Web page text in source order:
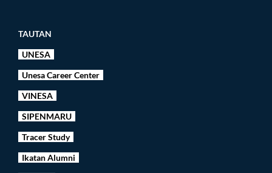
TAUTAN
UNESA
Unesa Career Center
VINESA
SIPENMARU
Tracer Study
Ikatan Alumni